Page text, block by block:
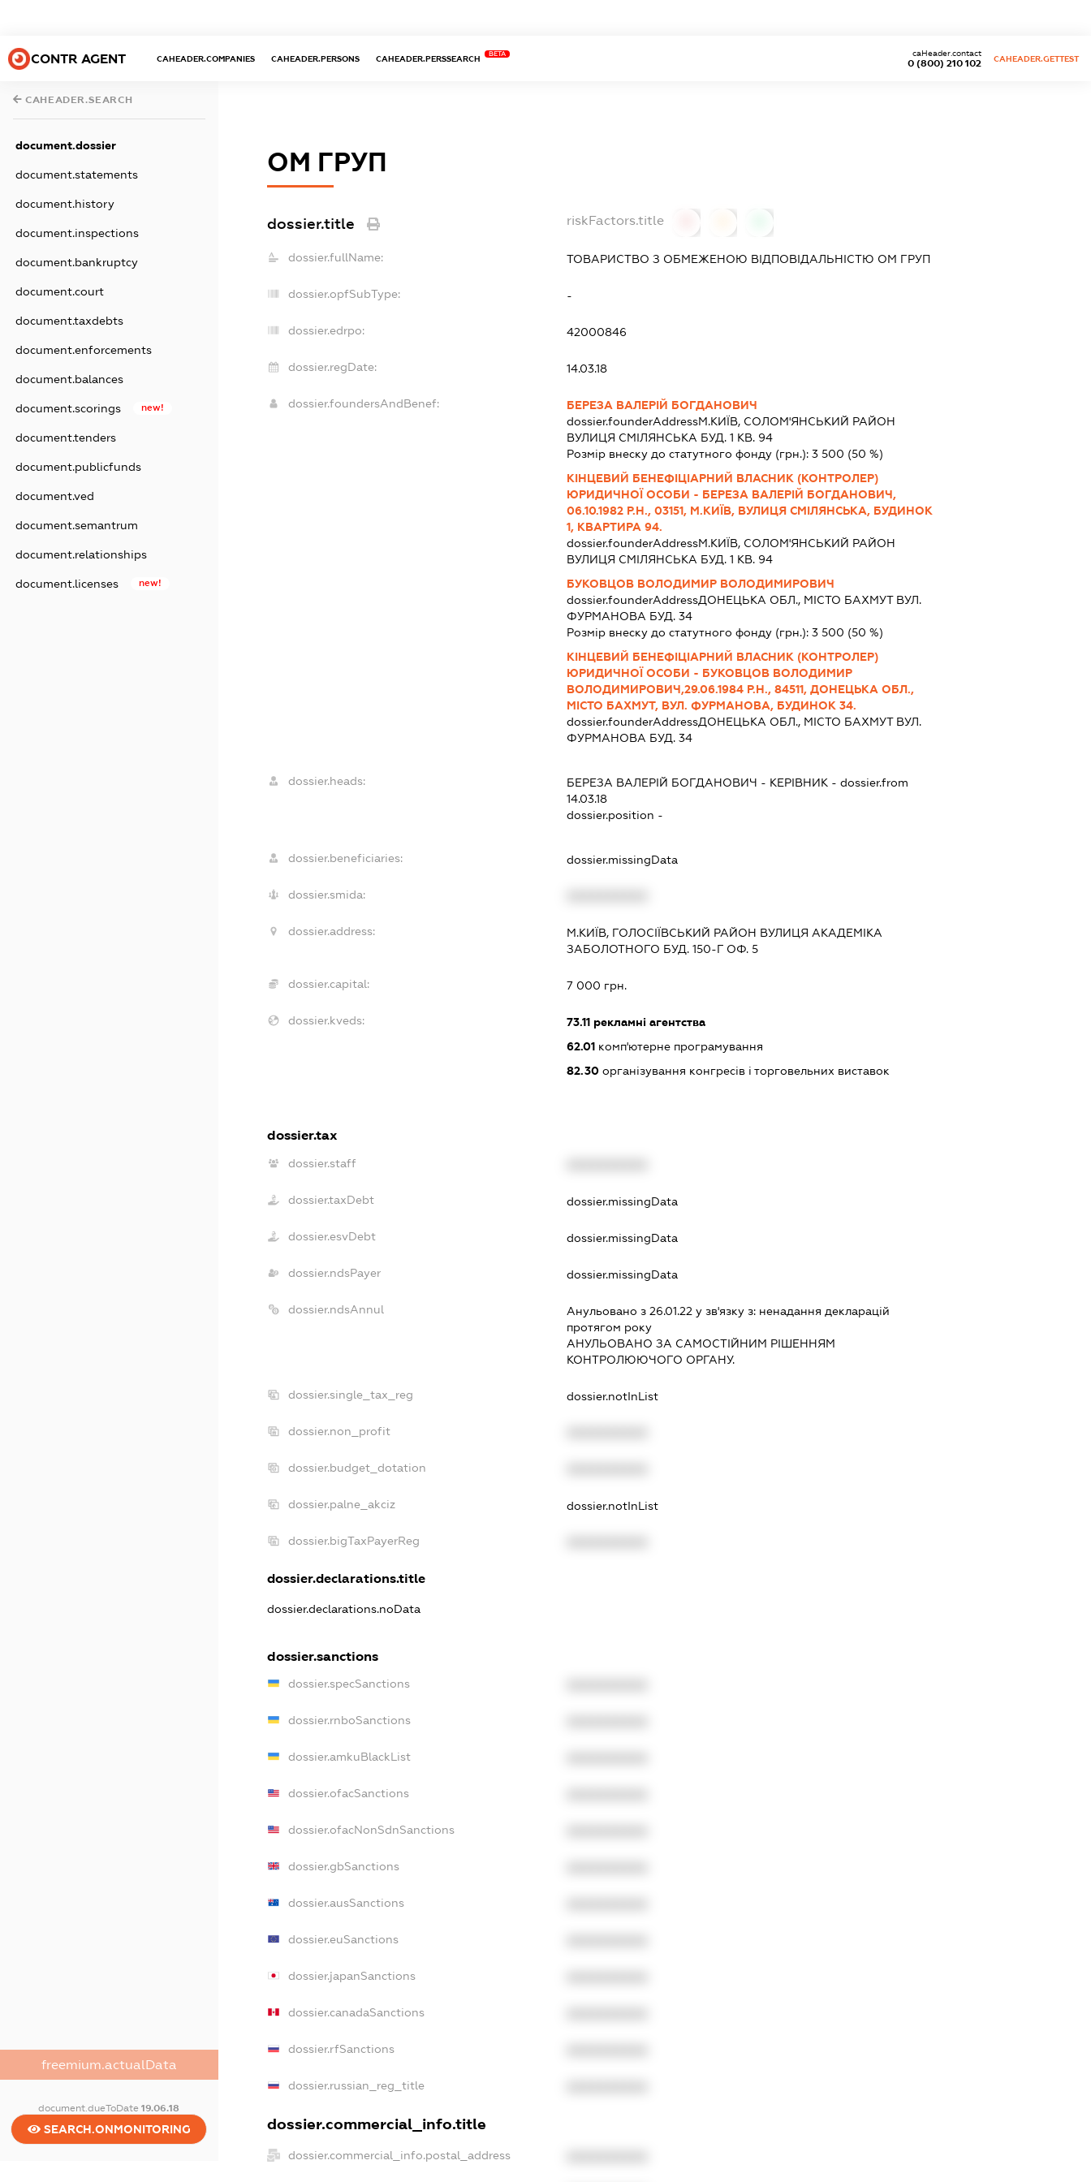
CONTR AGENT CAHEADER.COMPANIES CAHEADER.PERSONS CAHEADER.PERSSEARCH
BETA
0 (800) 210 102
caHeader.contact
CAHEADER.GETTEST
CAHEADER.SEARCH
document.dossier
document.statements
document.history
document.inspections
document.bankruptcy
document.court
document.taxdebts
document.enforcements
document.balances
document.scorings new!
document.tenders
document.publicfunds
document.ved
document.semantrum
document.relationships
document.licenses new!
freemium.actualData
document.dueToDate19.06.18
SEARCH.ONMONITORING
ОМ ГРУП
dossier.title riskFactors.title
dossier.fullName: ТОВАРИСТВО З ОБМЕЖЕНОЮ ВІДПОВІДАЛЬНІСТЮ ОМ ГРУП
dossier.opfSubType: -
dossier.edrpo: 42000846
dossier.regDate: 14.03.18
dossier.foundersAndBenef:
БЕРЕЗА ВАЛЕРІЙ БОГДАНОВИЧ
dossier.founderAddressМ.КИЇВ, СОЛОМ'ЯНСЬКИЙ РАЙОН
ВУЛИЦЯ СМІЛЯНСЬКА БУД. 1 КВ. 94
Розмір внеску до статутного фонду (грн.):3 500 (50 %)
КІНЦЕВИЙ БЕНЕФІЦІАРНИЙ ВЛАСНИК (КОНТРОЛЕР)
ЮРИДИЧНОЇ ОСОБИ - БЕРЕЗА ВАЛЕРІЙ БОГДАНОВИЧ,
06.10.1982 Р.Н., 03151, М.КИЇВ, ВУЛИЦЯ СМІЛЯНСЬКА, БУДИНОК
1, КВАРТИРА 94.
dossier.founderAddressМ.КИЇВ, СОЛОМ'ЯНСЬКИЙ РАЙОН
ВУЛИЦЯ СМІЛЯНСЬКА БУД. 1 КВ. 94
БУКОВЦОВ ВОЛОДИМИР ВОЛОДИМИРОВИЧ
dossier.founderAddressДОНЕЦЬКА ОБЛ., МІСТО БАХМУТ ВУЛ.
ФУРМАНОВА БУД. 34
Розмір внеску до статутного фонду (грн.):3 500 (50 %)
КІНЦЕВИЙ БЕНЕФІЦІАРНИЙ ВЛАСНИК (КОНТРОЛЕР)
ЮРИДИЧНОЇ ОСОБИ - БУКОВЦОВ ВОЛОДИМИР
ВОЛОДИМИРОВИЧ,29.06.1984 Р.Н., 84511, ДОНЕЦЬКА ОБЛ.,
МІСТО БАХМУТ, ВУЛ. ФУРМАНОВА, БУДИНОК 34.
dossier.founderAddressДОНЕЦЬКА ОБЛ., МІСТО БАХМУТ ВУЛ.
ФУРМАНОВА БУД. 34
dossier.heads: БЕРЕЗА ВАЛЕРІЙ БОГДАНОВИЧ - КЕРІВНИК - dossier.from
14.03.18
dossier.position -
dossier.beneficiaries: dossier.missingData
dossier.smida:
dossier.address:
М.КИЇВ, ГОЛОСІЇВСЬКИЙ РАЙОН ВУЛИЦЯ АКАДЕМІКА
ЗАБОЛОТНОГО БУД. 150-Г ОФ. 5
dossier.capital: 7 000 грн.
dossier.kveds: 73.11 рекламні агентства
62.01 комп'ютерне програмування
82.30 організування конгресів і торговельних виставок
dossier.tax
dossier.staff
dossier.taxDebt dossier.missingData
dossier.esvDebt dossier.missingData
dossier.ndsPayer dossier.missingData
dossier.ndsAnnul Анульовано з 26.01.22 у зв'язку з: ненадання декларацiй
протягом року
АНУЛЬОВАНО ЗА САМОСТIЙНИМ РIШЕННЯМ
КОНТРОЛЮЮЧОГО ОРГАНУ.
dossier.single_tax_reg dossier.notInList
dossier.non_profit
dossier.budget_dotation
dossier.palne_akciz dossier.notInList
dossier.bigTaxPayerReg
dossier.declarations.title
dossier.declarations.noData
dossier.sanctions
dossier.specSanctions
dossier.rnboSanctions
dossier.amkuBlackList
dossier.ofacSanctions
dossier.ofacNonSdnSanctions
dossier.gbSanctions
dossier.ausSanctions
dossier.euSanctions
dossier.japanSanctions
dossier.canadaSanctions
dossier.rfSanctions
dossier.russian_reg_title
dossier.commercial_info.title
dossier.commercial_info.postal_address